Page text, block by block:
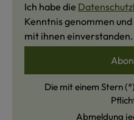
Ich habe die
Kenntnis genommen und
mit ihnen einverstanden.
Die mit einem Stern
Abmeldung